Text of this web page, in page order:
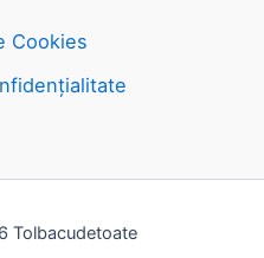
Cookies
Tolbacudetoate